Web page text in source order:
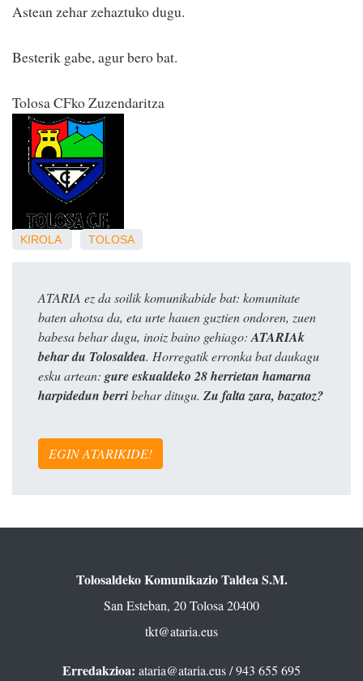
Astean zehar zehaztuko dugu.
Besterik gabe, agur bero bat.
Tolosa CFko Zuzendaritza
KIROLA TOLOSA
ATARIA ez da soilik komunikabide bat: komunitate
baten ahotsa da, eta urte hauen guztien ondoren, zuen
babesa behar dugu, inoiz baino gehiago: ATARIAk
behar du Tolosaldea. Horregatik erronka bat daukagu
esku artean: gure eskualdeko 28 herrietan hamarna
harpidedun berribehar ditugu. Zu falta zara, bazatoz?
EGIN ATARIKIDE!
Tolosaldeko Komunikazio Taldea S.M.
San Esteban, 20 Tolosa 20400
tkt@ataria.eus
Erredakzioa: ataria@ataria.eus/ 943 655 695